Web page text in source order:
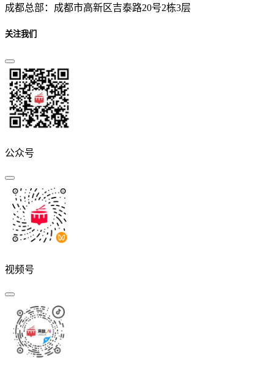
成都总部：成都市高新区吉泰路20号2栋3层
关注我们
公众号
视频号